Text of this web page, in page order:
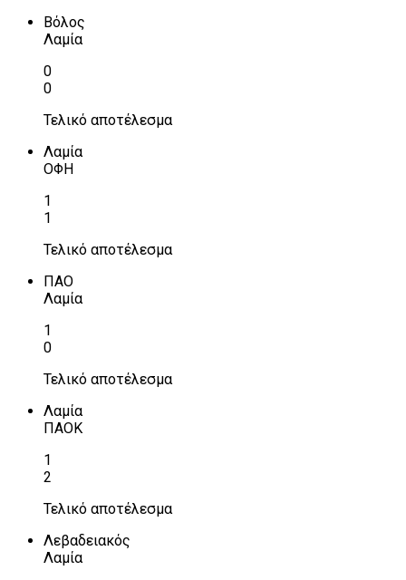
Βόλος
Λαμία
0
0
Τελικό αποτέλεσμα
Λαμία
ΟΦΗ
1
1
Τελικό αποτέλεσμα
ΠΑΟ
Λαμία
1
0
Τελικό αποτέλεσμα
Λαμία
ΠΑΟΚ
1
2
Τελικό αποτέλεσμα
Λεβαδειακός
Λαμία